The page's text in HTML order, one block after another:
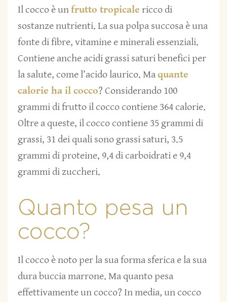
Il cocco è unfrutto tropicale ricco di
sostanze nutrienti. La sua polpa succosa è una
fonte di fibre, vitamine e minerali essenziali.
Contiene anche acidi grassi saturi benefici per
la salute, come l’acido laurico. Maquante
calorie ha il cocco? Considerando 100
grammi di frutto il cocco contiene 364 calorie.
Oltre a queste, il cocco contiene 35 grammi di
grassi, 31 dei quali sono grassi saturi, 3.5
grammi di proteine, 9,4 di carboidrati e 9,4
grammi di zuccheri.
Quanto pesa un
cocco?
Il cocco è noto per la sua forma sferica e la sua
dura buccia marrone. Ma quanto pesa
effettivamente un cocco? In media, un cocco